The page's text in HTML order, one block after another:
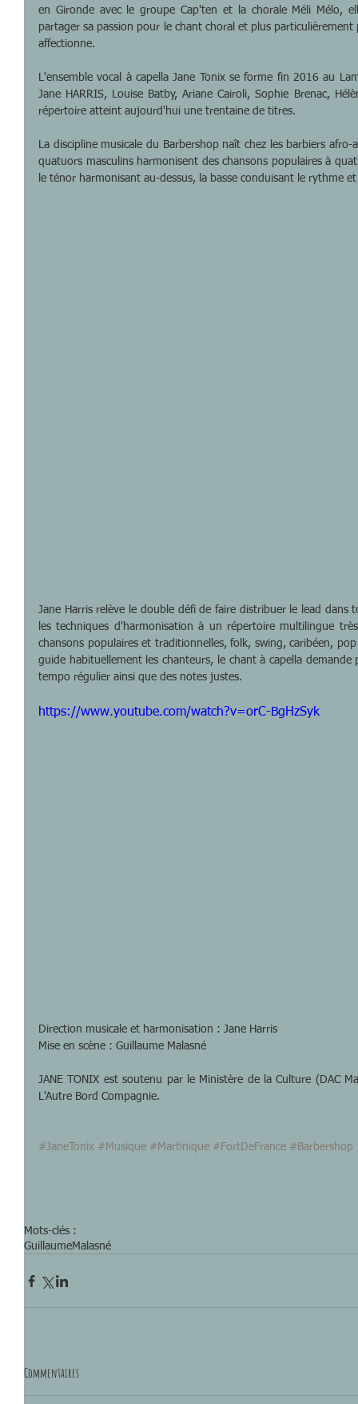
en Gironde avec le groupe Cap'ten et la chorale Méli Mélo,
partager sa passion pour le chant choral et plus
affectionne.
L'ensemble vocal à capella Jane Tonix se forme fin 2016 au
Jane HARRIS, Louise Batby, Ariane Cairoli, Sophie Brenac,
répertoire atteint aujourd'hui une trentaine de titres.
La discipline musicale du Barbershop naît chez les barbiers
quatuors masculins harmonisent des chansons populaires à
le ténor harmonisant au-dessus, la basse conduisant le rythme
Jane Harris relève le double défi de faire distribuer le lead dans
les techniques d'harmonisation à un répertoire multilingue
chansons populaires et traditionnelles, folk, swing, caribéen,
guide habituellement les chanteurs, le chant à capella
tempo régulier ainsi que des notes justes.
https://www.youtube.com/watch?v=orC-BgHzSyk
Direction musicale et harmonisation : Jane Harris
Mise en scène : Guillaume Malasné
JANE TONIX est soutenu par le Ministère de la Culture (DAC
L'Autre Bord Compagnie.
#JaneTonix #Musique #Martinique #FortDeFrance #Barbershop
Mots-clés :
GuillaumeMalasné
Commentaires